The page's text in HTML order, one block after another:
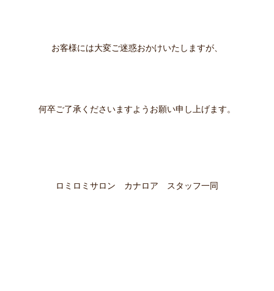
お客様には大変ご迷惑おかけいたしますが、
何卒ご了承くださいますようお願い申し上げます。
ロミロミサロン カナロア スタッフ一同